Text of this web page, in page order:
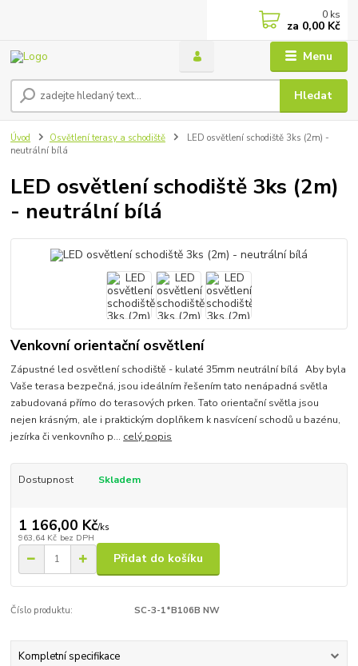
Menu
Hledat
0 ks
za 0,00 Kč
Úvod Osvětlení terasy a schodiště
LED osvětlení schodiště 3ks (2m) -
neutrální bílá
LED osvětlení schodiště 3ks (2m)
- neutrální bílá
Venkovní orientační osvětlení
Zápustné led osvětlení schodiště - kulaté 35mm neutrální bílá Aby byla
Vaše terasa bezpečná, jsou ideálním řešením tato nenápadná světla
zabudovaná přímo do terasových prken. Tato orientační světla jsou
nejen krásným, ale i praktickým doplňkem k nasvícení schodů u bazénu,
jezírka či venkovního p... celý popis
Dostupnost Skladem
1 166,00 Kč/ks
963,64 Kč bez DPH
Přidat do košíku
Číslo produktu: SC-3-1*B106B NW
Kompletní specifikace